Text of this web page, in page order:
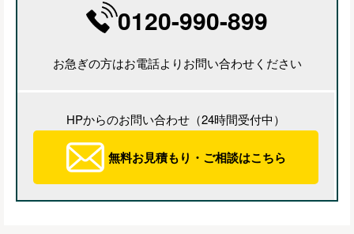
0120-990-899
お急ぎの方はお電話よりお問い合わせください
HPからのお問い合わせ（24時間受付中）
無料お見積もり・ご相談はこちら